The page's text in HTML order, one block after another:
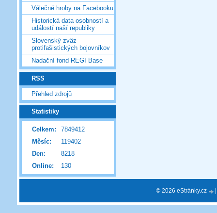
Válečné hroby na Facebooku
Historická data osobností a
událostí naší republiky
Slovenský zväz
protifašistických bojovníkov
Nadační fond REGI Base
RSS
Přehled zdrojů
Statistiky
Online: 130
Celkem:
7849412
Měsíc:
119402
Den:
8218
© 2026 eStránky.cz